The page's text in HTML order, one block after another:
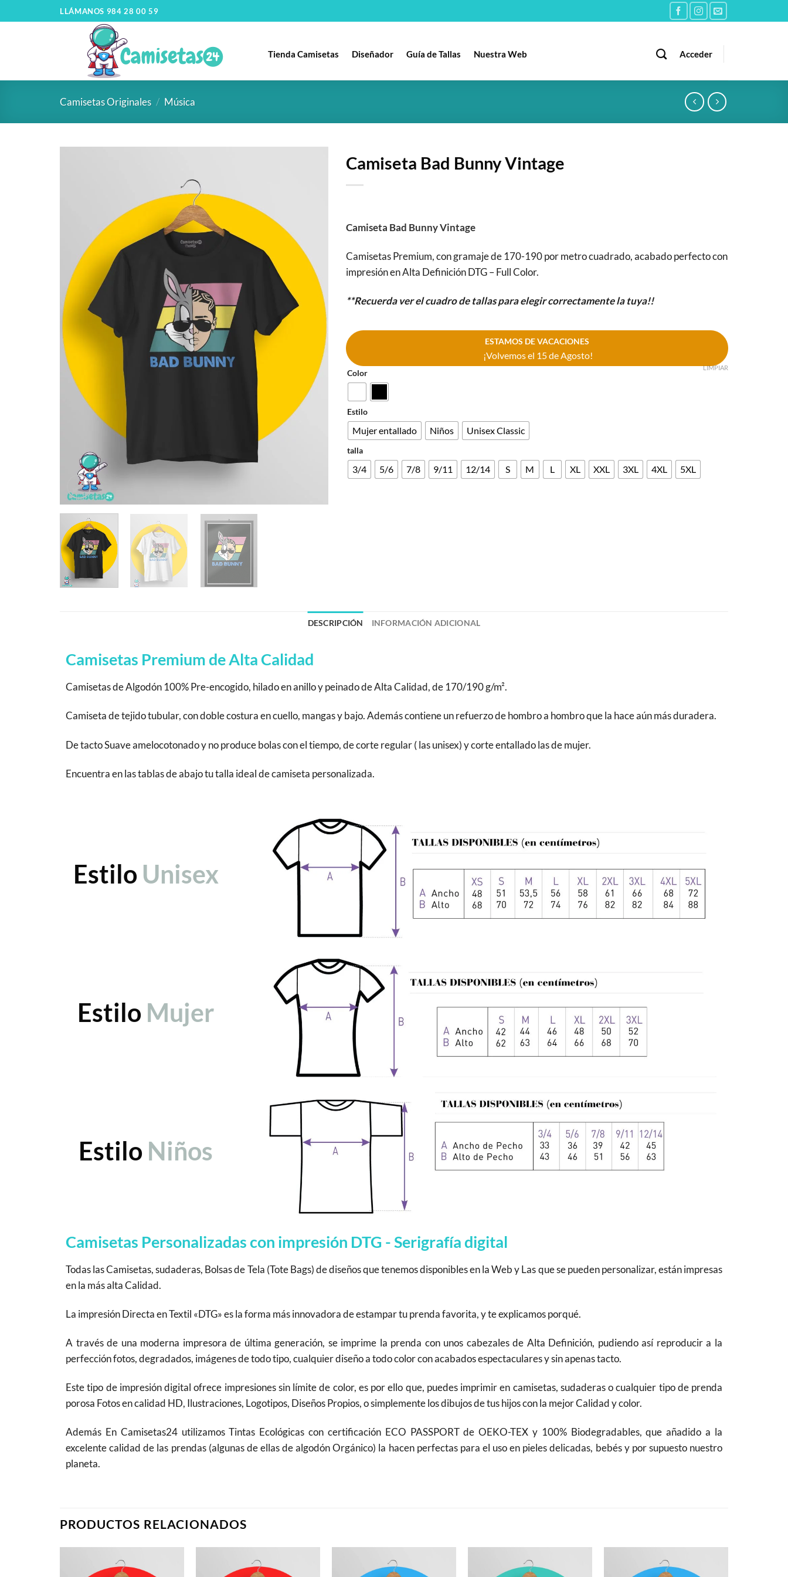
LLÁMANOS 984 28 00 59
Tienda Camisetas Diseñador Guía de Tallas Nuestra Web Acceder
Camisetas Originales / Música
Camiseta Bad Bunny Vintage
Camiseta Bad Bunny Vintage
Camisetas Premium, con gramaje de 170-190 por metro cuadrado, acabado perfecto con
impresión en Alta Definición DTG – Full Color.
**Recuerda ver el cuadro de tallas para elegir correctamente la tuya!!
ESTAMOS DE VACACIONES
¡Volvemos el 15 de Agosto!
Color
Estilo
Mujer entallado Niños Unisex Classic
talla
3/4 5/6 7/8 9/11 12/14 S M L XL XXL 3XL 4XL 5XL
LIMPIAR
DESCRIPCIÓN INFORMACIÓN ADICIONAL
Camisetas Premium de Alta Calidad
Camisetas de Algodón 100% Pre-encogido, hilado en anillo y peinado de Alta Calidad, de 170/190 g/m².
Camiseta de tejido tubular, con doble costura en cuello, mangas y bajo. Además contiene un refuerzo de hombro a hombro que la hace aún más duradera.
De tacto Suave amelocotonado y no produce bolas con el tiempo, de corte regular ( las unisex) y corte entallado las de mujer.
Encuentra en las tablas de abajo tu talla ideal de camiseta personalizada.
Estilo Unisex
Estilo Mujer
Estilo Niños
Camisetas Personalizadas con impresión DTG - Serigrafía digital
Todas las Camisetas, sudaderas, Bolsas de Tela (Tote Bags) de diseños que tenemos disponibles en la Web y Las que se pueden personalizar, están impresas
en la más alta Calidad.
La impresión Directa en Textil «DTG» es la forma más innovadora de estampar tu prenda favorita, y te explicamos porqué.
A través de una moderna impresora de última generación, se imprime la prenda con unos cabezales de Alta Definición, pudiendo así reproducir a la
perfección fotos, degradados, imágenes de todo tipo, cualquier diseño a todo color con acabados espectaculares y sin apenas tacto.
Este tipo de impresión digital ofrece impresiones sin límite de color, es por ello que, puedes imprimir en camisetas, sudaderas o cualquier tipo de prenda
porosa Fotos en calidad HD, Ilustraciones, Logotipos, Diseños Propios, o simplemente los dibujos de tus hijos con la mejor Calidad y color.
Además En Camisetas24 utilizamos Tintas Ecológicas con certificación ECO PASSPORT de OEKO-TEX y 100% Biodegradables, que añadido a la
excelente calidad de las prendas (algunas de ellas de algodón Orgánico) la hacen perfectas para el uso en pieles delicadas, bebés y por supuesto nuestro
planeta.
PRODUCTOS RELACIONADOS